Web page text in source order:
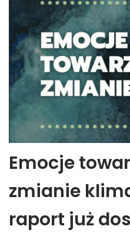
Emocje
zmianie
raport już